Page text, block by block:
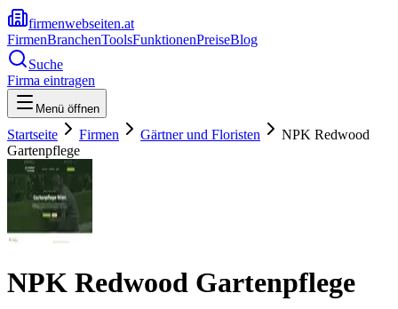
firmenwebseiten.at
FirmenBranchenToolsFunktionenPreiseBlog
Suche
Firma eintragen
Menü öffnen
Startseite Firmen Gärtner und Floristen
NPK Redwood
Gartenpflege
NPK Redwood Gartenpflege